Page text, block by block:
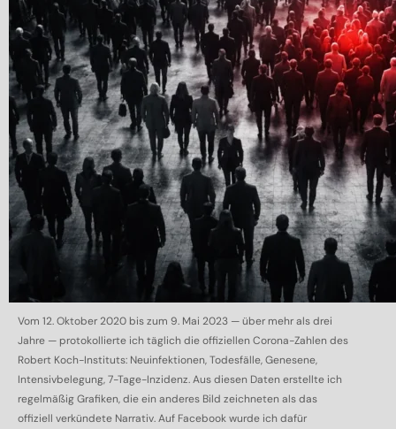
Vom 12. Oktober 2020 bis zum 9. Mai 2023 — über mehr als drei
Jahre — protokollierte ich täglich die offiziellen Corona-Zahlen des
Robert Koch-Instituts: Neuinfektionen, Todesfälle, Genesene,
Intensivbelegung, 7-Tage-Inzidenz. Aus diesen Daten erstellte ich
regelmäßig Grafiken, die ein anderes Bild zeichneten als das
offiziell verkündete Narrativ. Auf Facebook wurde ich dafür